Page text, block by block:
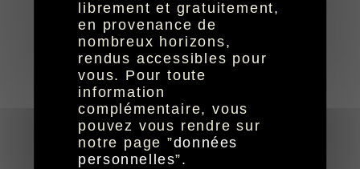
© HandiCaPZéro -réalisation aYaline
librement et gratuitement,
en provenance de
nombreux horizons,
rendus accessibles pour
vous. Pour toute
information
complémentaire, vous
pouvez vous rendre sur
notre page ”données
personnelles”.